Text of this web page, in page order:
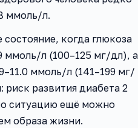
ммоль/л.
когда глюкоза
ммоль/л (100–125 мг/дл), а
ммоль/л (141–199 мг/
развития диабета 2
ситуацию ещё можно
образа жизни.